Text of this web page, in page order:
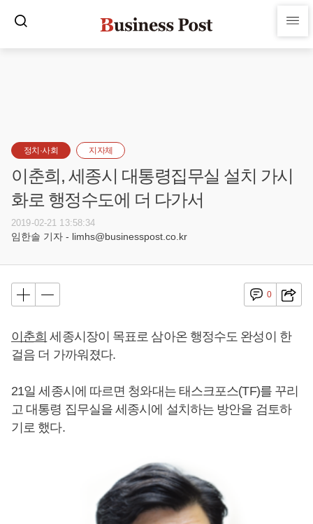
정치·사회 지자체
이춘희, 세종시 대통령집무실 설치 가시
화로 행정수도에 더 다가서
2019-02-21 13:58:34
임한솔 기자 - limhs@businesspost.co.kr
0
이춘희 세종시장이 목표로 삼아온 행정수도 완성이 한
걸음 더 가까워졌다.
21일 세종시에 따르면 청와대는 태스크포스(TF)를 꾸리
고 대통령 집무실을 세종시에 설치하는 방안을 검토하
기로 했다.